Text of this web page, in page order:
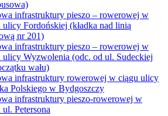
infrastruktury pieszo – rowerowej w
ulicy Fordońskiej (kładka nad linią
nr 201)
infrastruktury pieszo – rowerowej w
ulicy Wyzwolenia (odc. od ul. Sudeckiej
wału)
infrastruktury rowerowej w ciągu ulicy
Polskiego w Bydgoszczy
infrastruktury pieszo-rowerowej w
ul. Petersona